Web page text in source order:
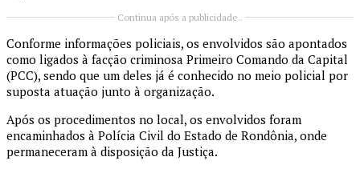
Continua após a publicidade..
Conforme informações policiais, os envolvidos são apontados
como ligados à facção criminosa Primeiro Comando da Capital
(PCC), sendo que um deles já é conhecido no meio policial por
suposta atuação junto à organização.
Após os procedimentos no local, os envolvidos foram
encaminhados à Polícia Civil do Estado de Rondônia, onde
permaneceram à disposição da Justiça.